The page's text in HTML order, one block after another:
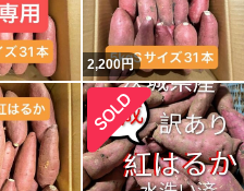
2,200円